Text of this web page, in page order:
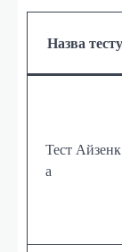
Назва тесту
Тест Айзенк
а